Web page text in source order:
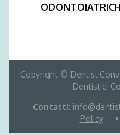
Copyright ©
Dentistici
Contatti:
Policy
•